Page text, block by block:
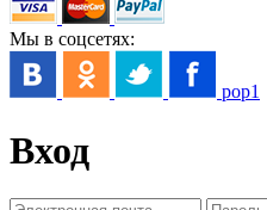
Мы в соцсетях:
pop1
Вход